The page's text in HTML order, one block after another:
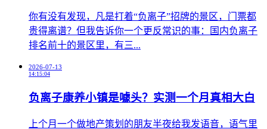
​你有没有发现，凡是打着“负离子”招牌的景区，门票都
贵得离谱？但我告诉你一个更反常识的事：国内负离子
排名前十的景区里，有三...
2026-07-13
14:15:04
负离子康养小镇是噱头？实测一个月真相大白
​上个月一个做地产策划的朋友半夜给我发语音，语气里